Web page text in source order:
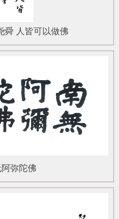
舜 人皆可以做佛
弥陀佛